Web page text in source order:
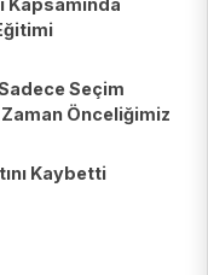
Seçim
Önceliğimiz
Kaybetti